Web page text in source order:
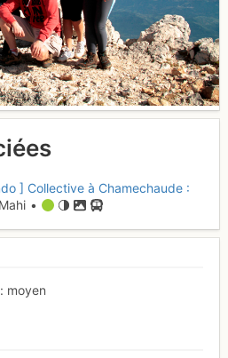
] Collective à Chamechaude :
•
moyen